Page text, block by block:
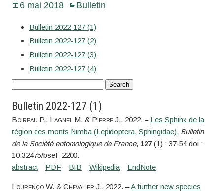
6 mai 2018 Bulletin
Bulletin 2022-127 (1)
Bulletin 2022-127 (2)
Bulletin 2022-127 (3)
Bulletin 2022-127 (4)
Bulletin 2022-127 (1)
Boireau P., Lagnel M. & PierreJ., 2022. – Les Sphinx de la
région des monts Nimba (Lepidoptera, Sphingidae). Bulletin
de la Société entomologique de France, 127(1) : 37‑54 doi :
10.32475/bsef_2200.
LourençoW. & Chevalier J., 2022. –A further new species